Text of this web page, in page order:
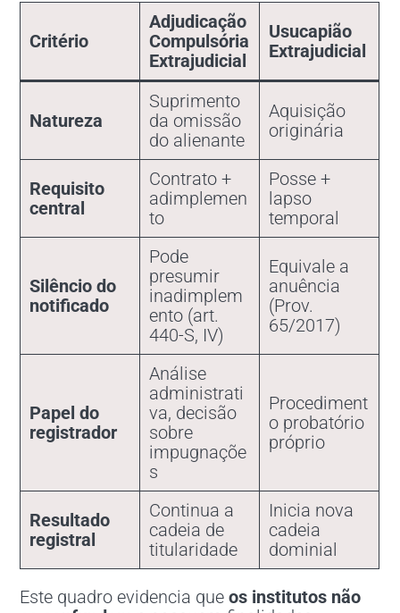
Critério
Adjudicação
Compulsória
Extrajudicial
Usucapião
Extrajudicial
Natureza
Suprimento
da omissão
do alienante
Aquisição
originária
Requisito
central
Contrato +
adimplemen
to
Posse +
lapso
temporal
Silêncio do
notificado
Pode
presumir
inadimplem
ento (art.
440-S, IV)
Equivale a
anuência
(Prov.
65/2017)
Papel do
registrador
Análise
administrati
va, decisão
sobre
impugnaçõe
s
Procediment
o probatório
próprio
Resultado
registral
Continua a
cadeia de
titularidade
Inicia nova
cadeia
dominial
Este quadro evidencia queos institutos não